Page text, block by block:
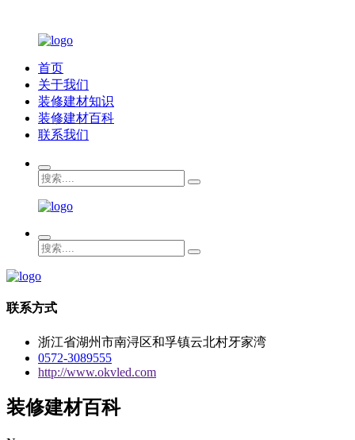
首页
关于我们
装修建材知识
装修建材百科
联系我们
联系方式
浙江省湖州市南浔区和孚镇云北村牙家湾
0572-3089555
http://www.okvled.com
装修建材百科